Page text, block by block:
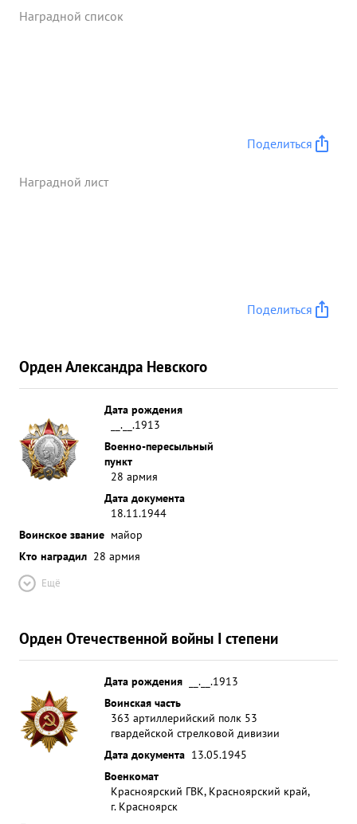
Наградной список
Поделиться
Наградной лист
Поделиться
Орден Александра Невского
Дата рождения
__.__.1913
Военно-пересыльный
пункт
28 армия
Дата документа
18.11.1944
Воинское звание майор
Кто наградил 28 армия
Ещё
Орден Отечественной войны I степени
Дата рождения
__.__.1913
Воинская часть
363 артиллерийский полк 53
гвардейской стрелковой дивизии
Дата документа 13.05.1945
Военкомат
Красноярский ГВК, Красноярский край,
г. Красноярск